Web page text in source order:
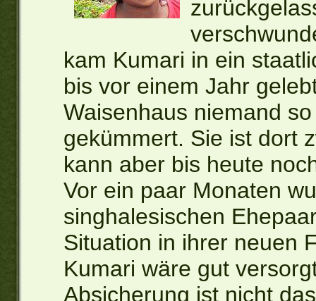
kam Kumari in ein
bis vor einem Jahr
Waisenhaus niemand
gekümmert. Sie ist dort
kann aber bis heute
Vor ein paar Monaten
singhalesischen
Situation in ihrer neuen
Kumari wäre gut
Absicherung ist nicht